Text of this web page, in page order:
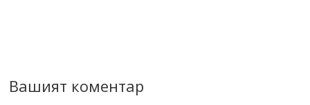
Вашият коментар